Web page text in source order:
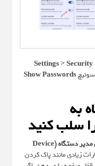
Settings >
Show Passwords
سلب کنید
دسترسی مدیر دستگاه (Device
مانند پاک کردن